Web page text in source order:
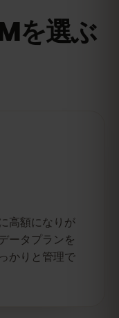
を選ぶ
高額になりが
ータプランを
かりと管理で